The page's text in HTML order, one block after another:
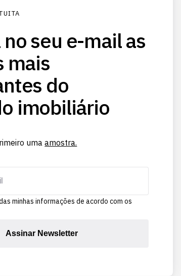
no seu e-mail as
mais
do
imobiliário
umaamostra.
minhas informações de acordo com os
Assinar Newsletter